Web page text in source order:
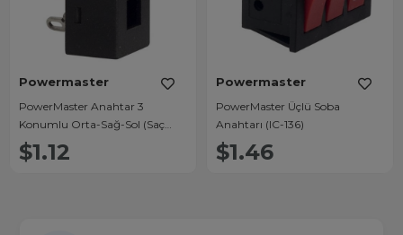
Powermaster
PowerMaster Anahtar 3
Konumlu Orta-Sağ-Sol (Saç
Kurutma Anahtarı) IC-211
$1.12
Powermaster
PowerMaster Üçlü Soba
Anahtarı (IC-136)
$1.46